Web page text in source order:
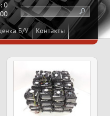
Б/У Контакты
0